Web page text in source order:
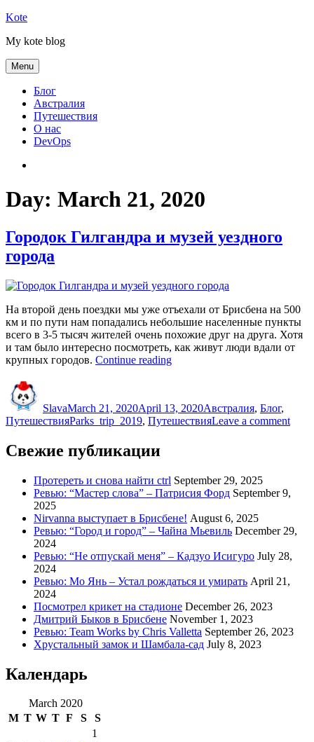
Skip
content
Kote
My kote blog
Menu
Блог
Австралия
Путешествия
О нас
DevOps
Day: March 21, 2020
Городок Гилгандра и музей уездного
города
На второй день поездки мы уже отъехали от Брисбена на 500
км и по пути нам попадались небольшие населенные пункты
всего в 3-5 тысяч жителей очень похожие друг на друга. Хотя
и там было интересно посмотреть, как живут люди вдали от
крупных городов. Continue reading“Городок
уездного
города”
SlavaMarch 21, 2020April 13, 2020Австралия, Блог,
ПутешествияTags
Parks_trip_2019, ПутешествияLeave a commenton
Свежие публикации
Протереть и снова найти ctrl September 29, 2025
Ревью: “Мастер слова” – Патрисия Форд September 9,
2025
Nirvanna выступает в Брисбене! August 6, 2025
Ревью: “Город и город” – Чайна Мьевиль December 29,
2024
Ревью: “Не отпускай меня” – Кадзуо Исигуро July 28,
2024
Ревью: Мо Янь – Устал рождаться и умирать April 21,
2024
Посмотрел крикет на стадионе December 26, 2023
Дмитрий Быков в Брисбене November 1, 2023
Ревью: Team Works by Chris Valletta September 26, 2023
Хрустальный замок и Шамбала-сад July 8, 2023
Календарь
March 2020
M T W T F S
S
1